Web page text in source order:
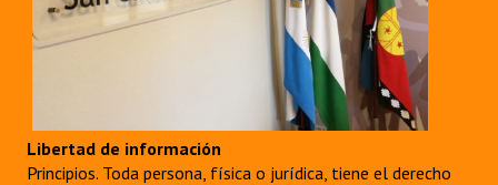
Libertad de información
Principios. Toda persona, física o jurídica, tiene el derecho